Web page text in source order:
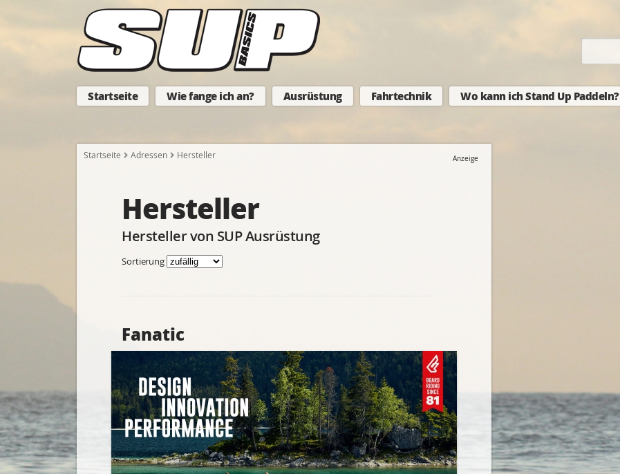
Startseite Wie fange ich an? Ausrüstung Fahrtechnik Wo kann ich Stand Up Paddeln?
Startseite Adressen Hersteller Anzeige
Hersteller
Hersteller von SUP Ausrüstung
Sortierung
Fanatic